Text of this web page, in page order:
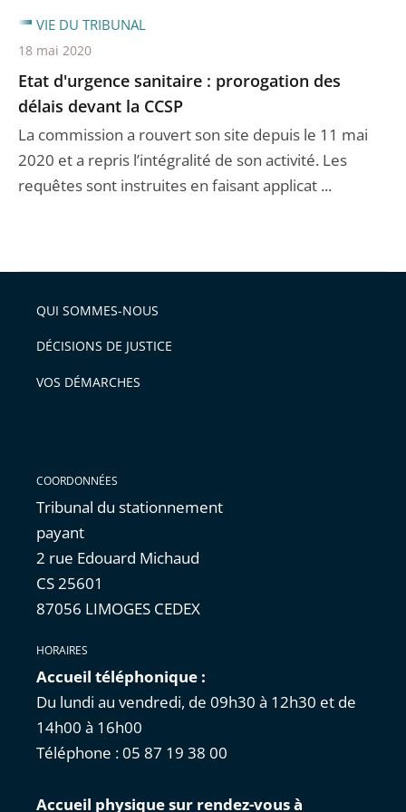
Etat d'urgence sanitaire : prorogation des
délais devant la CCSP
La commission a rouvert son site depuis le 11 mai
2020 et a repris l’intégralité de son activité. Les
requêtes sont instruites en faisant applicat ...
VIE DU TRIBUNAL
18 mai 2020
QUI SOMMES-NOUS
DÉCISIONS DE JUSTICE
VOS DÉMARCHES
COORDONNÉES
Tribunal du stationnement
payant
2 rue Edouard Michaud
CS 25601
87056 LIMOGES CEDEX
HORAIRES
Accueil téléphonique :
Du lundi au vendredi, de 09h30 à 12h30 et de
14h00 à 16h00
Téléphone : 05 87 19 38 00
Accueil physique sur rendez-vous à